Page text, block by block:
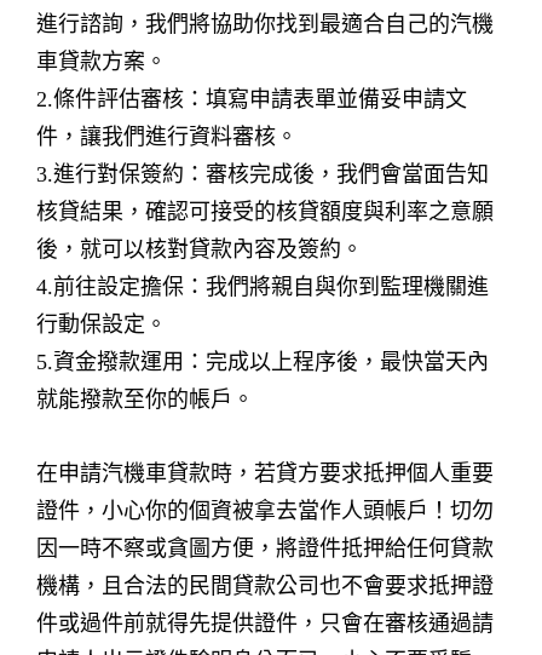
進行諮詢，我們將協助你找到最適合自己的汽機
車貸款方案。
2.條件評估審核：填寫申請表單並備妥申請文
件，讓我們進行資料審核。
3.進行對保簽約：審核完成後，我們會當面告知
核貸結果，確認可接受的核貸額度與利率之意願
後，就可以核對貸款內容及簽約。
4.前往設定擔保：我們將親自與你到監理機關進
行動保設定。
5.資金撥款運用：完成以上程序後，最快當天內
就能撥款至你的帳戶。
在申請汽機車貸款時，若貸方要求抵押個人重要
證件，小心你的個資被拿去當作人頭帳戶！切勿
因一時不察或貪圖方便，將證件抵押給任何貸款
機構，且合法的民間貸款公司也不會要求抵押證
件或過件前就得先提供證件，只會在審核通過請